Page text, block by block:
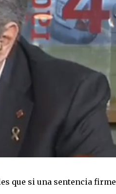
que si una sentencia firme